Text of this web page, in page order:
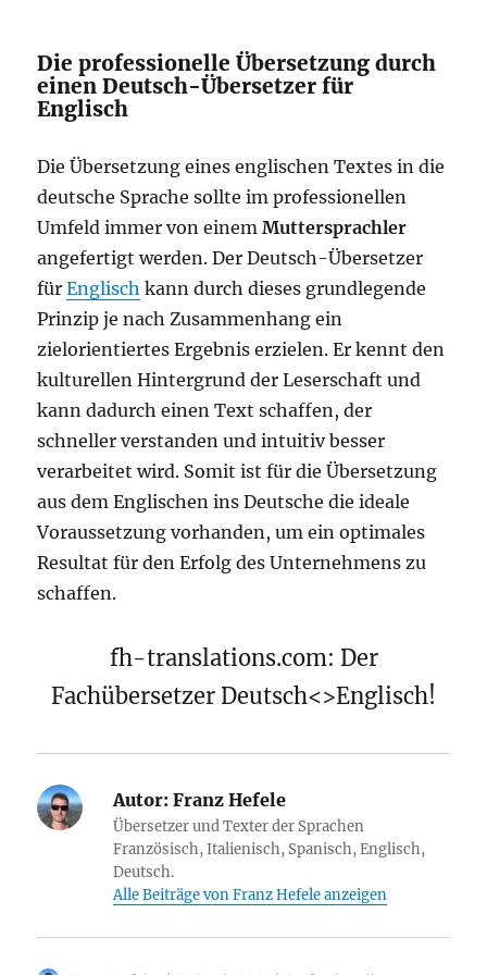
Die professionelle Übersetzung durch
einen Deutsch-Übersetzer für
Englisch
Die Übersetzung eines englischen Textes in die
deutsche Sprache sollte im professionellen
Umfeld immer von einemMuttersprachler
angefertigt werden. Der Deutsch-Übersetzer
fürEnglisch kann durch dieses grundlegende
Prinzip je nach Zusammenhang ein
zielorientiertes Ergebnis erzielen. Er kennt den
kulturellen Hintergrund der Leserschaft und
kann dadurch einen Text schaffen, der
schneller verstanden und intuitiv besser
verarbeitet wird. Somit ist für die Übersetzung
aus dem Englischen ins Deutsche die ideale
Voraussetzung vorhanden, um ein optimales
Resultat für den Erfolg des Unternehmens zu
schaffen.
fh-translations.com: Der
Fachübersetzer Deutsch<>Englisch!
Autor: Franz Hefele
Übersetzer und Texter der Sprachen
Französisch, Italienisch, Spanisch, Englisch,
Deutsch.
Alle Beiträge von Franz Hefele anzeigen